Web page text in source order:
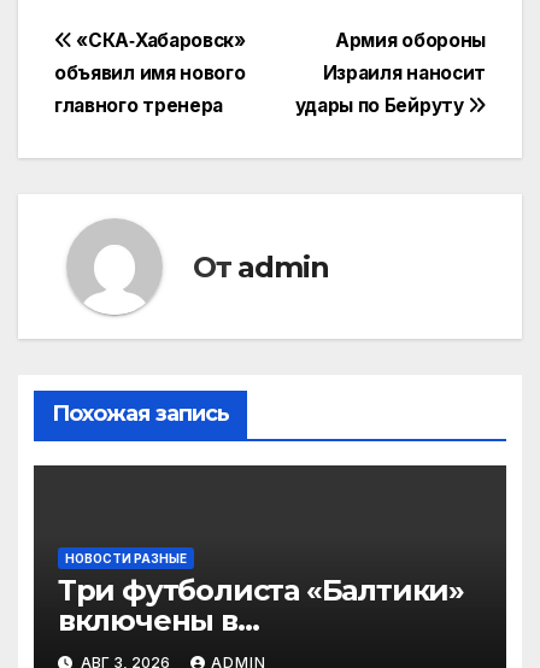
Навигация
по
записям
Армия обороны
Израиля наносит
удары по Бейруту
«СКА‑Хабаровск»
объявил имя нового
главного тренера
От admin
Похожая запись
НОВОСТИ РАЗНЫЕ
Три футболиста «Балтики»
включены в
символическую сборную
АВГ 3, 2026 ADMIN